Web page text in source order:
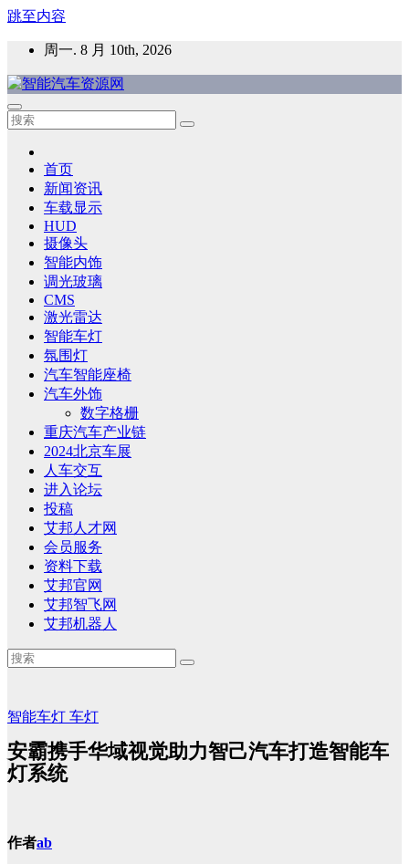
跳至内容
周一. 8 月 10th, 2026
智能汽车资源网
智能表面，智能内饰，新能源汽车，HMI，人车交互，智能车
首页
新闻资讯
车载显示
HUD
摄像头
智能内饰
调光玻璃
CMS
激光雷达
智能车灯
氛围灯
汽车智能座椅
汽车外饰
数字格栅
重庆汽车产业链
2024北京车展
人车交互
进入论坛
投稿
艾邦人才网
会员服务
资料下载
艾邦官网
艾邦智飞网
艾邦机器人
智能车灯 车灯
安霸携手华域视觉助力智己汽车打造智能车
灯系统
作者ab